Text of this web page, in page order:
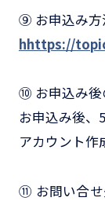
⑨ お申込み方
hhttps://
⑩ お申込み後
お申込み後、
アカウント作
⑪ お問い合せ